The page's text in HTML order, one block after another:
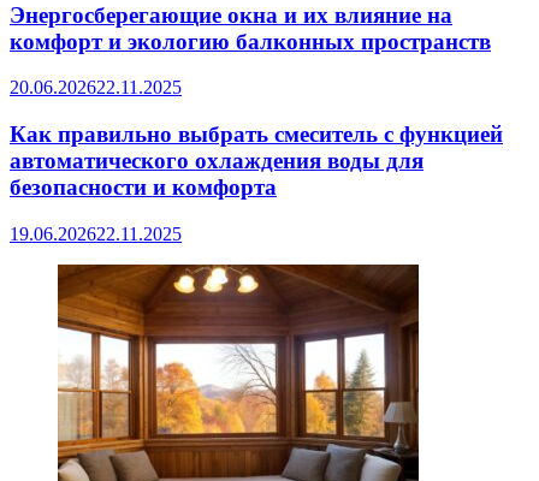
Энергосберегающие окна и их влияние на
комфорт и экологию балконных пространств
20.06.202622.11.2025
Как правильно выбрать смеситель с функцией
автоматического охлаждения воды для
безопасности и комфорта
19.06.202622.11.2025